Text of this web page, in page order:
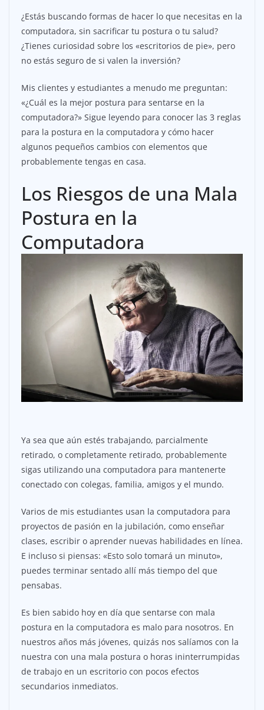
¿Estás buscando formas de hacer lo que necesitas en la
computadora, sin sacrificar tu postura o tu salud?
¿Tienes curiosidad sobre los «escritorios de pie», pero
no estás seguro de si valen la inversión?
Mis clientes y estudiantes a menudo me preguntan:
«¿Cuál es la mejor postura para sentarse en la
computadora?» Sigue leyendo para conocer las 3 reglas
para la postura en la computadora y cómo hacer
algunos pequeños cambios con elementos que
probablemente tengas en casa.
Los Riesgos de una Mala
Postura en la
Computadora
Ya sea que aún estés trabajando, parcialmente
retirado, o completamente retirado, probablemente
sigas utilizando una computadora para mantenerte
conectado con colegas, familia, amigos y el mundo.
Varios de mis estudiantes usan la computadora para
proyectos de pasión en la jubilación, como enseñar
clases, escribir o aprender nuevas habilidades en línea.
E incluso si piensas: «Esto solo tomará un minuto»,
puedes terminar sentado allí más tiempo del que
pensabas.
Es bien sabido hoy en día que sentarse con mala
postura en la computadora es malo para nosotros. En
nuestros años más jóvenes, quizás nos salíamos con la
nuestra con una mala postura o horas ininterrumpidas
de trabajo en un escritorio con pocos efectos
secundarios inmediatos.